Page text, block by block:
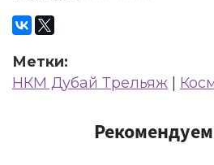
Метки:
НКМ Дубай Трельяж |